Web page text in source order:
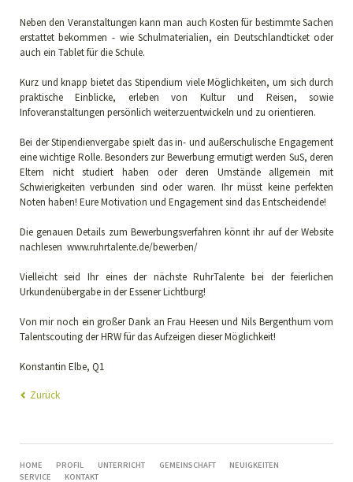
Neben den Veranstaltungen kann man auch Kosten für bestimmte Sachen
erstattet bekommen - wie Schulmaterialien, ein Deutschlandticket oder
auch ein Tablet für die Schule.
Kurz und knapp bietet das Stipendium viele Möglichkeiten, um sich durch
praktische Einblicke, erleben von Kultur und Reisen, sowie
Infoveranstaltungen persönlich weiterzuentwickeln und zu orientieren.
Bei der Stipendienvergabe spielt das in- und außerschulische Engagement
eine wichtige Rolle. Besonders zur Bewerbung ermutigt werden SuS, deren
Eltern nicht studiert haben oder deren Umstände allgemein mit
Schwierigkeiten verbunden sind oder waren. Ihr müsst keine perfekten
Noten haben! Eure Motivation und Engagement sind das Entscheidende!
Die genauen Details zum Bewerbungsverfahren könnt ihr auf der Website
nachlesen www.ruhrtalente.de/bewerben/
Vielleicht seid Ihr eines der nächste RuhrTalente bei der feierlichen
Urkundenübergabe in der Essener Lichtburg!
Von mir noch ein großer Dank an Frau Heesen und Nils Bergenthum vom
Talentscouting der HRW für das Aufzeigen dieser Möglichkeit!
Konstantin Elbe, Q1
Zurück
NAVIGATION
ÜBERSPRINGEN
HOME PROFIL UNTERRICHT GEMEINSCHAFT
NEUIGKEITEN
SERVICE
KONTAKT